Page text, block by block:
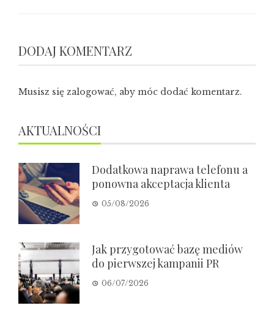
DODAJ KOMENTARZ
Musisz się zalogować, aby móc dodać komentarz.
AKTUALNOŚCI
Dodatkowa naprawa telefonu a
ponowna akceptacja klienta
05/08/2026
Jak przygotować bazę mediów
do pierwszej kampanii PR
06/07/2026